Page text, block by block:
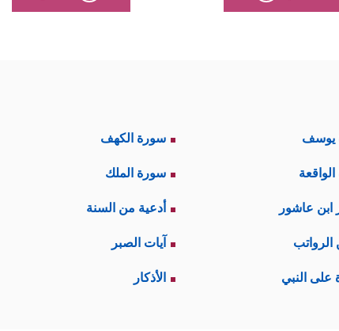
يوسف سورة الكهف
سورة الملك
ابن عاشور أدعية من السنة
الرواتب آيات الصبر
على النبي الأذكار